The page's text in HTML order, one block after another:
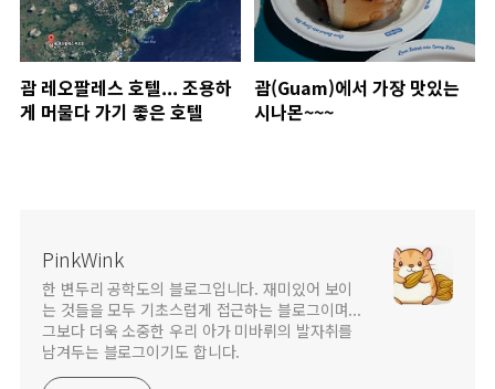
괌 레오팔레스 호텔... 조용하
게 머물다 가기 좋은 호텔
괌(Guam)에서 가장 맛있는
시나몬~~~
PinkWink
한 변두리 공학도의 블로그입니다. 재미있어 보이
는 것들을 모두 기초스럽게 접근하는 블로그이며...
그보다 더욱 소중한 우리 아가 미바뤼의 발자취를
남겨두는 블로그이기도 합니다.